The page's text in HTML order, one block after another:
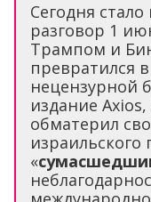
Сегодня
разговор 1
Трампом и
превратился
нецензурной
издание
обматерил
израильского
«